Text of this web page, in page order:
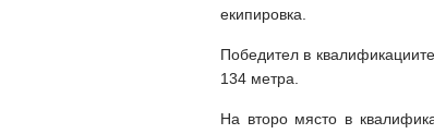
екипировка.
Победител в
134 метра.
На второ място в